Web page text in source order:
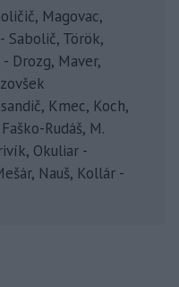
Magovac,
Sabolič, Török,
Drozg, Maver,
Kmec, Koch,
Rudáš, M.
Okuliar -
Nauš, Kollár -